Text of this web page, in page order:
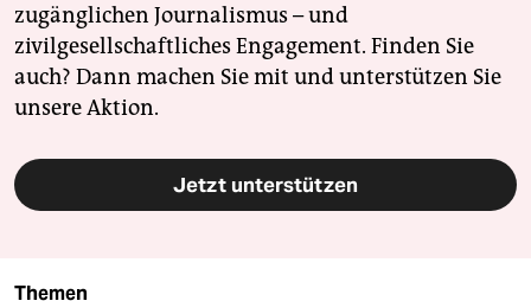
zugänglichen Journalismus – und
zivilgesellschaftliches Engagement. Finden Sie
auch? Dann machen Sie mit und unterstützen Sie
unsere Aktion.
Jetzt unterstützen
Themen